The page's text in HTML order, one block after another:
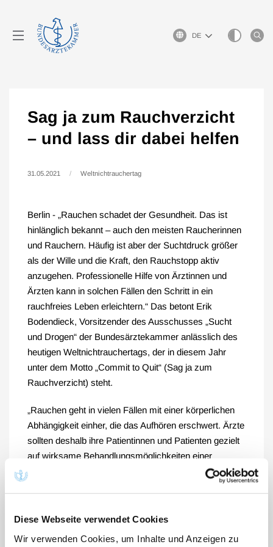
Diese Webseite verwendet Cookies
Wir verwenden Cookies, um Inhalte und Anzeigen zu
Sprachauswahl
Sag ja zum Rauchverzicht
– und lass dir dabei helfen
31.05.2021 Weltnichtrauchertag
Berlin - „Rauchen schadet der Gesundheit. Das ist
hinlänglich bekannt – auch den meisten Raucherinnen
und Rauchern. Häufig ist aber der Suchtdruck größer
als der Wille und die Kraft, den Rauchstopp aktiv
anzugehen. Professionelle Hilfe von Ärztinnen und
Ärzten kann in solchen Fällen den Schritt in ein
rauchfreies Leben erleichtern.“ Das betont Erik
Bodendieck, Vorsitzender des Ausschusses „Sucht
und Drogen“ der Bundesärztekammer anlässlich des
heutigen Weltnichtrauchertags, der in diesem Jahr
unter dem Motto „Commit to Quit“ (Sag ja zum
Rauchverzicht) steht.
„Rauchen geht in vielen Fällen mit einer körperlichen
Abhängigkeit einher, die das Aufhören erschwert. Ärzte
sollten deshalb ihre Patientinnen und Patienten gezielt
auf wirksame Behandlungsmöglichkeiten einer
Tabakentwöhnung ansprechen, so Bodendieck.
und Beratung von Patienten Erfolge zeigten und die
gesteigert werden könne, ergänzt der Co-Vorsitzende